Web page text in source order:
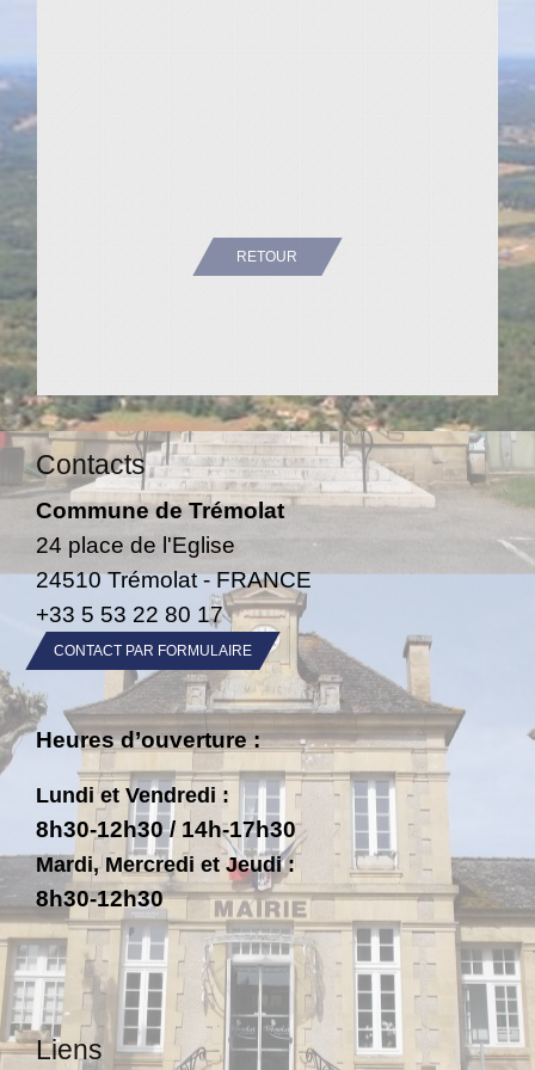
RETOUR
Contacts
Commune de Trémolat
24 place de l'Eglise
24510 Trémolat - FRANCE
+33 5 53 22 80 17
CONTACT PAR FORMULAIRE
Heures d’ouverture :
Lundi et Vendredi :
8h30-12h30 / 14h-17h30
Mardi, Mercredi et Jeudi :
8h30-12h30
Liens